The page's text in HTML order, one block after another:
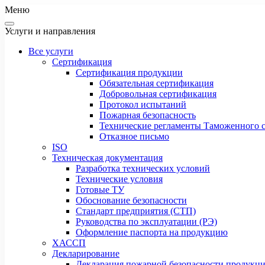
Меню
Услуги и направления
Все услуги
Сертификация
Сертификация продукции
Обязательная сертификация
Добровольная сертификация
Протокол испытаний
Пожарная безопасность
Технические регламенты Таможенного
Отказное письмо
ISO
Техническая документация
Разработка технических условий
Технические условия
Готовые ТУ
Обоснование безопасности
Стандарт предприятия (СТП)
Руководства по эксплуатации (РЭ)
Оформление паспорта на продукцию
ХАССП
Декларирование